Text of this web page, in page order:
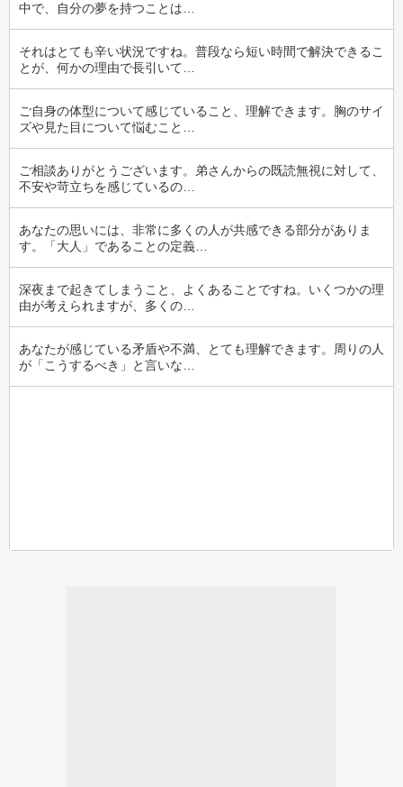
中で、自分の夢を持つことは…
それはとても辛い状況ですね。普段なら短い時間で解決できるこ
とが、何かの理由で長引いて…
ご自身の体型について感じていること、理解できます。胸のサイ
ズや見た目について悩むこと…
ご相談ありがとうございます。弟さんからの既読無視に対して、
不安や苛立ちを感じているの…
あなたの思いには、非常に多くの人が共感できる部分がありま
す。「大人」であることの定義…
深夜まで起きてしまうこと、よくあることですね。いくつかの理
由が考えられますが、多くの…
あなたが感じている矛盾や不満、とても理解できます。周りの人
が「こうするべき」と言いな…